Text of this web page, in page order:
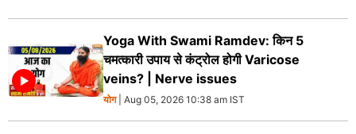
Yoga With Swami Ramdev: किन 5
चमत्कारी उपाय से कंट्रोल होगी Varicose
veins? | Nerve issues
योग| Aug 05, 2026 10:38 am IST